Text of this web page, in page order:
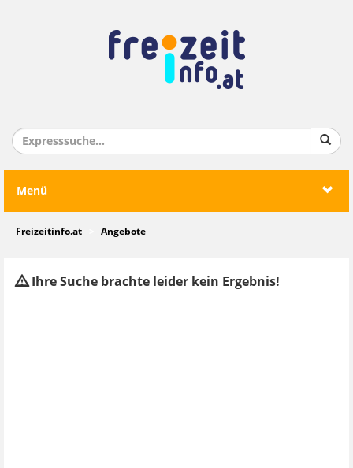
Menü
Freizeitinfo.at Angebote
Ihre Suche brachte leider kein Ergebnis!